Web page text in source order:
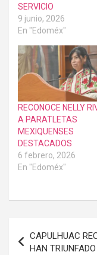
SERVICIO
9 junio, 2026
En "Edoméx"
RECONOCE NELLY
A PARATLETAS
MEXIQUENSES
DESTACADOS
6 febrero, 2026
En "Edoméx"
de
CAPULHUAC
HAN